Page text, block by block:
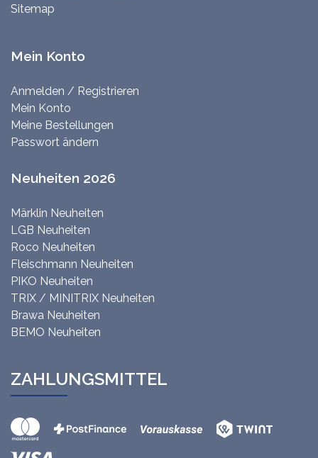
Sitemap
Mein Konto
Anmelden / Registrieren
Mein Konto
Meine Bestellungen
Passwort ändern
Neuheiten 2026
Märklin Neuheiten
LGB Neuheiten
Roco Neuheiten
Fleischmann Neuheiten
PIKO Neuheiten
TRIX / MINITRIX Neuheiten
Brawa Neuheiten
BEMO Neuheiten
ZAHLUNGSMITTEL